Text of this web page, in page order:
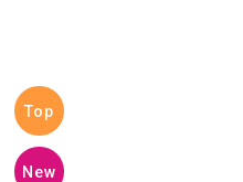
Top
New